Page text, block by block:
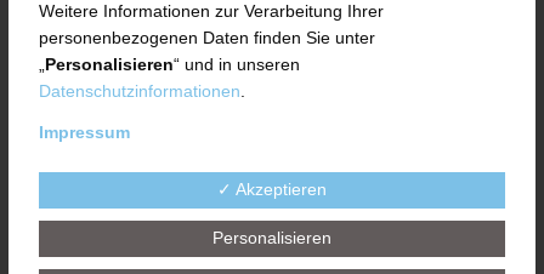
Hinblick auf die stetig wachsenden
Marktanforderungen. Um ein Höchstmaß an
Qualität zu erreichen, sind leistungsstarke
Technologien und Prozesse gefordert.
REIFENANWENDUNGEN
Weitere Informationen zur Verarbeitung Ihrer
personenbezogenen Daten finden Sie unter
„Personalisieren“ und in unseren
Datenschutzinformationen.
Impressum
✓ Akzeptieren
Personalisieren